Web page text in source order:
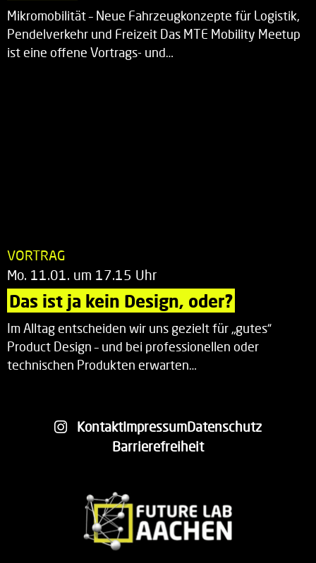
Mikromobilität – Neue Fahrzeugkonzepte für Logistik,
Pendelverkehr und Freizeit Das MTE Mobility Meetup
ist eine offene Vortrags- und…
VORTRAG
Mo. 11.01. um 17.15 Uhr
Das ist ja kein Design, oder?
Im Alltag entscheiden wir uns gezielt für „gutes“
Product Design – und bei professionellen oder
technischen Produkten erwarten…
KontaktImpressumDatenschutz
Barrierefreiheit